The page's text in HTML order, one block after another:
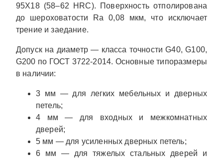
95Х18 (58–62 HRC). Поверхность отполирована
до шероховатости Ra 0,08 мкм, что исключает
трение и заедание.
Допуск на диаметр — класса точности G40, G100,
G200 по ГОСТ 3722-2014. Основные типоразмеры
в наличии:
3 мм — для легких мебельных и дверных
петель;
4 мм — для входных и межкомнатных
дверей;
5 мм — для усиленных дверных петель;
6 мм — для тяжелых стальных дверей и